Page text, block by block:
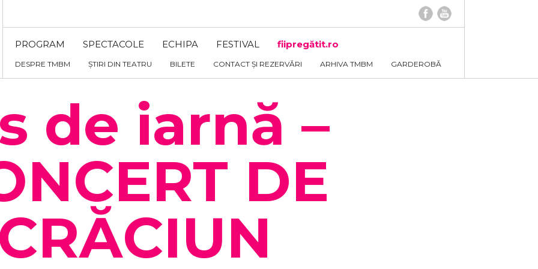
PROGRAM SPECTACOLE ECHIPA FESTIVAL fiipregătit.ro
DESPRE TMBM ȘTIRI DIN TEATRU BILETE CONTACT ȘI REZERVĂRI ARHIVA TMBM GARDEROBĂ
de iarnă –
DE